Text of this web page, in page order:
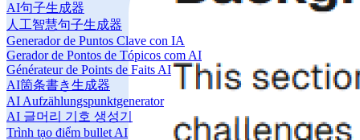
AI句子生成器
人工智慧句子生成器
Generador de Puntos Clave con IA
Gerador de Pontos de Tópicos com AI
Générateur de Points de Faits AI
AI箇条書き生成器
AI Aufzählungspunktgenerator
AI 글머리 기호 생성기
Trình tạo điểm bullet AI